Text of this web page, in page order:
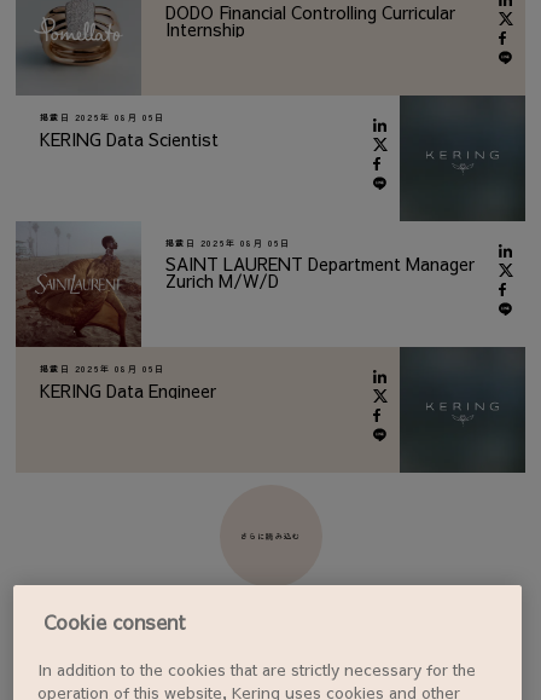
DODO Financial Controlling Curricular
Internship
掲載日 2026年 08月 06日
KERING Data Scientist
掲載日 2026年 08月 06日
SAINT LAURENT Department Manager
Zurich M/W/D
掲載日 2026年 08月 06日
KERING Data Engineer
さらに読み込む
ジョブアラートを設定する
Cookie consent
In addition to the cookies that are strictly necessary for the
operation of this website, Kering uses cookies and other